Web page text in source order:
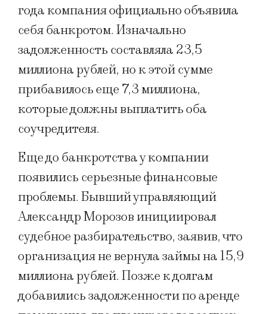
года компания официально объявила
себя банкротом. Изначально
задолженность составляла 23,5
миллиона рублей, но к этой сумме
прибавилось еще 7,3 миллиона,
которые должны выплатить оба
соучредителя.
Еще до банкротства у компании
появились серьезные финансовые
проблемы. Бывший управляющий
Александр Морозов инициировал
судебное разбирательство, заявив, что
организация не вернула займы на 15,9
миллиона рублей. Позже к долгам
добавились задолженности по аренде